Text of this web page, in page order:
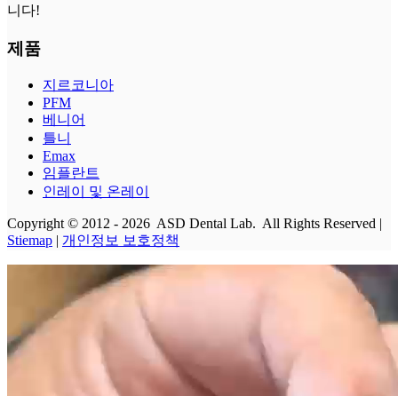
니다!
제품
지르코니아
PFM
베니어
틀니
Emax
임플란트
인레이 및 온레이
Copyright © 2012 - 2026 ASD Dental Lab. All Rights Reserved |
Stiemap | 개인정보 보호정책